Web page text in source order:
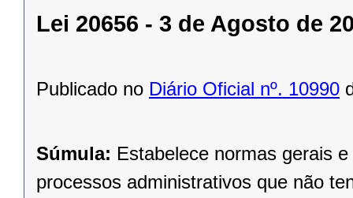
Lei 20656 - 3 de Agosto de
Publicado no Diário Oficial nº. 10990
Súmula: Estabelece normas gerais
processos administrativos que não